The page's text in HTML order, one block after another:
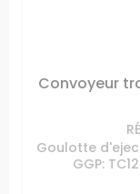
Convoyeur
Goulotte
GGP: